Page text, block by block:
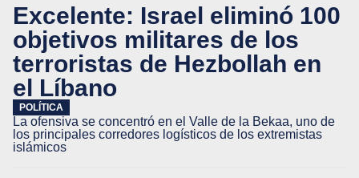
Excelente: Israel eliminó 100
objetivos militares de los
terroristas de Hezbollah en
el Líbano
POLÍTICA
La ofensiva se concentró en el Valle de la Bekaa, uno de
los principales corredores logísticos de los extremistas
islámicos